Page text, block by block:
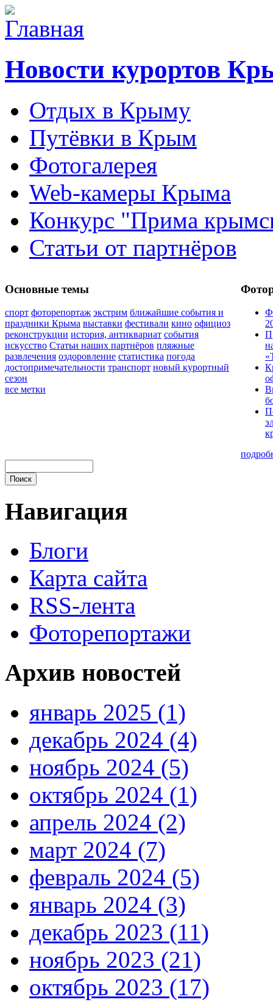
Новости курортов
Отдых в Крыму
Путёвки в Крым
Фотогалерея
Web-камеры Крыма
Конкурс "Прима
Статьи от партнёров
Основные темы
спорт фоторепортаж экстрим ближайшие события и
праздники Крыма выставки фестивали кино официоз
реконструкции история, антиквариат события
искусство Статьи наших партнёров пляжные
развлечения оздоровление статистика погода
достопримечательности транспорт новый курортный
сезон
все метки
Навигация
Блоги
Карта сайта
RSS-лента
Фоторепортажи
Архив новостей
январь 2025 (1)
декабрь 2024 (4)
ноябрь 2024 (5)
октябрь 2024 (1)
апрель 2024 (2)
март 2024 (7)
февраль 2024 (5)
январь 2024 (3)
декабрь 2023 (11)
ноябрь 2023 (21)
октябрь 2023 (17)